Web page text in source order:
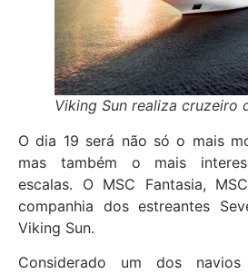
Viking Sun realiza cruzeiro
O dia 19 será não só o mais
mas também o mais
escalas. O MSC Fantasia,
companhia dos estreantes
Viking Sun.
Considerado um dos